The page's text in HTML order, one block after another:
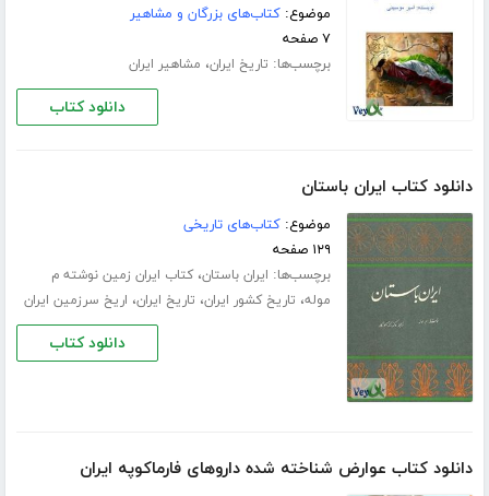
موضوع:کتاب‌های بزرگان و مشاهیر
۷ صفحه
برچسب‌ها: تاریخ ایران، مشاهیر ایران
دانلود کتاب
دانلود کتاب ایران باستان
موضوع:کتاب‌های تاریخی
۱۲۹ صفحه
برچسب‌ها: ایران باستان،کتاب ایران زمین نوشته م
موله، تاریخ کشور ایران، تاریخ ایران، اریخ سرزمین ایران
دانلود کتاب
دانلود کتاب عوارض شناخته شده داروهای فارماکوپه ایران